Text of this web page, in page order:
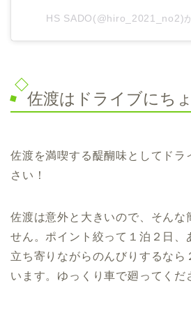
HS SADO(@hiro_2021_no2)
佐渡はドライブにち
佐渡を満喫する醍醐味としてドラ
さい！
佐渡は意外と大きいので、そんな
せん。ポイント絞って１泊２日、
立ち寄りながらのんびりするなら
います。ゆっくり車で廻ってくだ